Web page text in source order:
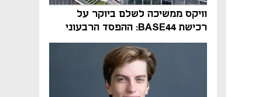
וויקס ממשיכה לשלם ביוקר על
רכישת BASE44: ההפסד הרבעוני
זינק ל-76 מיליון דולר